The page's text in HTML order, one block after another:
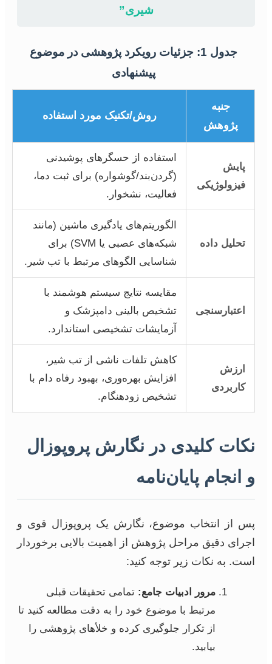
شیری”
جدول 1: جزئیات رویکرد پژوهشی در موضوع
پیشنهادی
جنبه
پژوهش
روش/تکنیک مورد استفاده
پایش
فیزولوژیکی
استفاده از حسگرهای پوشیدنی
(گردن‌بند/گوشواره) برای ثبت دما،
فعالیت، نشخوار.
تحلیل داده
الگوریتم‌های یادگیری ماشین (مانند
شبکه‌های عصبی یا SVM) برای
شناسایی الگوهای مرتبط با تب شیر.
اعتبارسنجی
مقایسه نتایج سیستم هوشمند با
تشخیص بالینی دامپزشک و
آزمایشات تشخیصی استاندارد.
ارزش
کاربردی
کاهش تلفات ناشی از تب شیر،
افزایش بهره‌وری، بهبود رفاه دام با
تشخیص زودهنگام.
نکات کلیدی در نگارش پروپوزال
و انجام پایان‌نامه
پس از انتخاب موضوع، نگارش یک پروپوزال قوی و
اجرای دقیق مراحل پژوهش از اهمیت بالایی برخوردار
است. به نکات زیر توجه کنید:
مرور ادبیات جامع: تمامی تحقیقات قبلی
مرتبط با موضوع خود را به دقت مطالعه کنید تا
از تکرار جلوگیری کرده و خلأهای پژوهشی را
بیابید.